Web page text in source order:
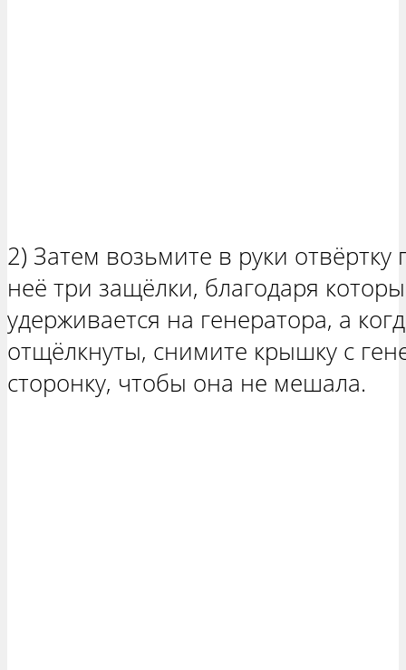
2) Затем возьмите в руки
неё три защёлки, благодаря
удерживается на генератора, а
отщёлкнуты, снимите крышку с
сторонку, чтобы она не мешала.